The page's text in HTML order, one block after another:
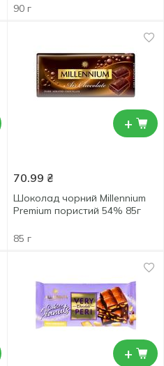
90 г
+
70.99 ₴
Шоколад чорний Millennium
Premium пористий 54% 85г
85 г
+